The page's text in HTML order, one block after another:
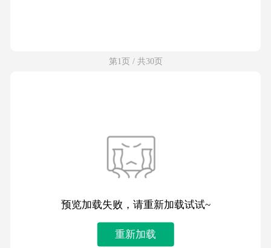
第1页 / 共30页
预览加载失败，请重新加载试试~
重新加载